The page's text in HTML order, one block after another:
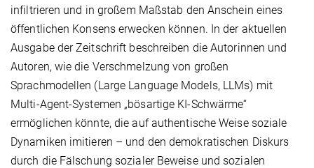
infiltrieren und in großem Maßstab den Anschein eines
öffentlichen Konsens erwecken können. In der aktuellen
Ausgabe der Zeitschrift beschreiben die Autorinnen und
Autoren, wie die Verschmelzung von großen
Sprachmodellen (Large Language Models, LLMs) mit
Multi-Agent-Systemen „bösartige KI-Schwärme“
ermöglichen könnte, die auf authentische Weise soziale
Dynamiken imitieren – und den demokratischen Diskurs
durch die Fälschung sozialer Beweise und sozialen